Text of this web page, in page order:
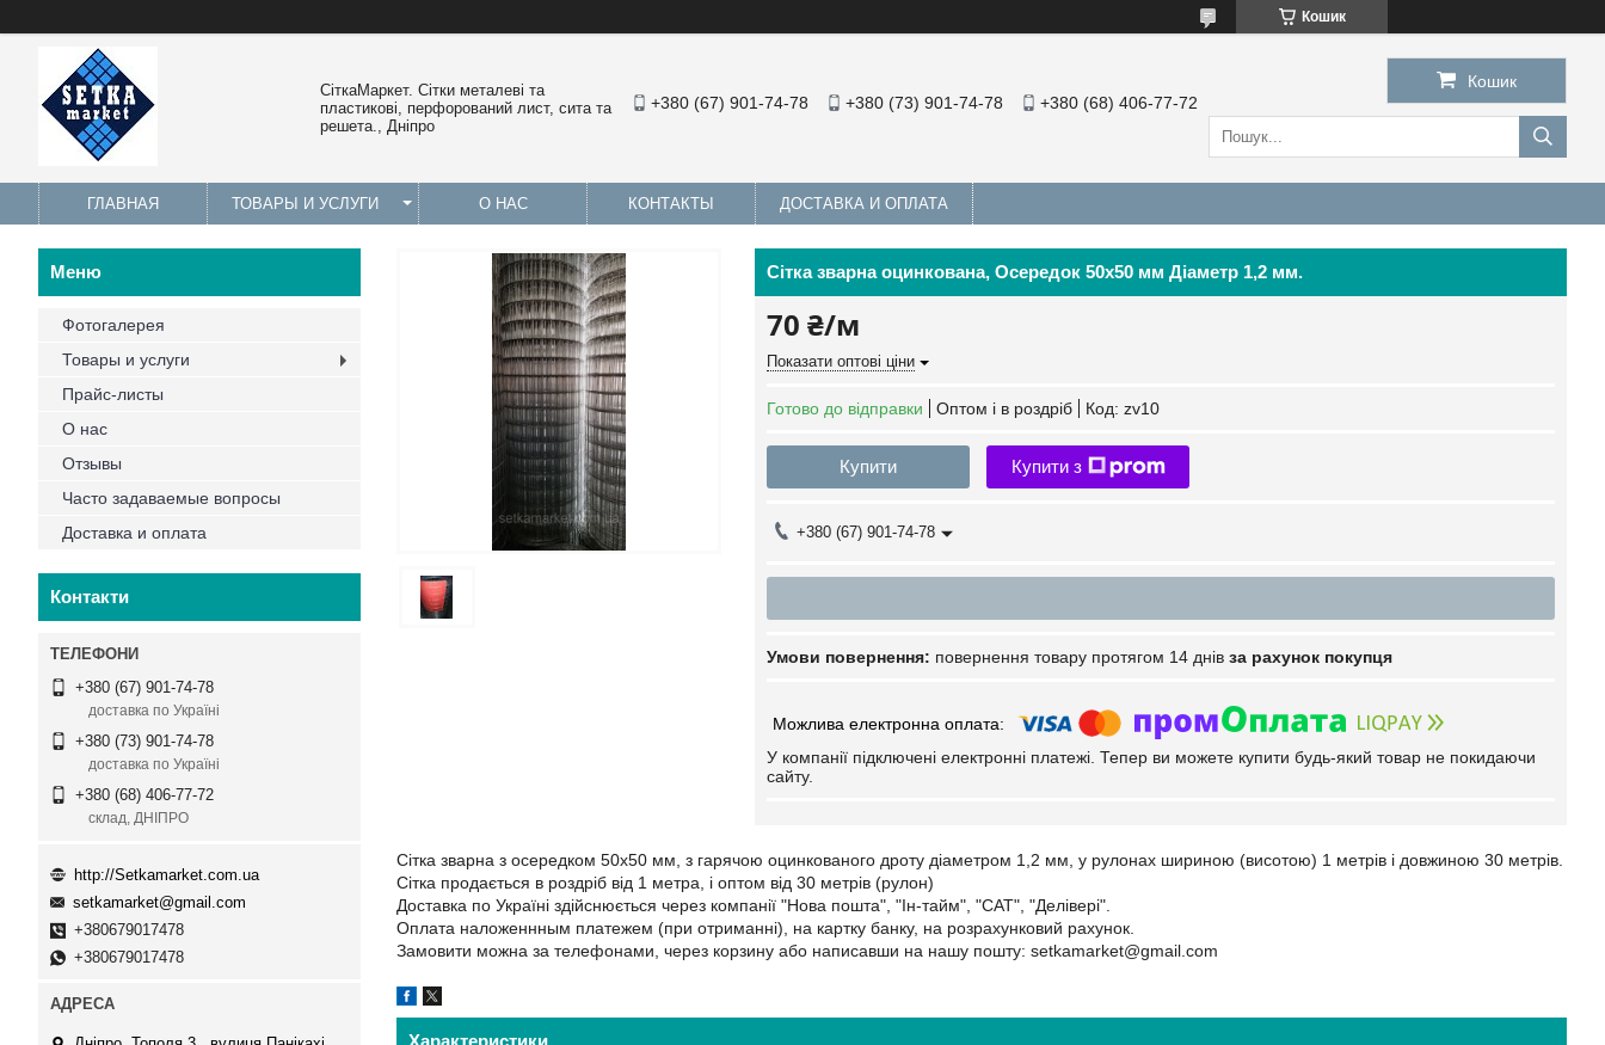
Кошик
СіткаМаркет. Cітки металеві та
пластикові, перфорований лист, сита та
решета., Дніпро
+380 (67) 901-74-78 +380 (73) 901-74-78 +380 (68) 406-77-72
Кошик
ГЛАВНАЯ ТОВАРЫ И УСЛУГИ О НАС КОНТАКТЫ ДОСТАВКА И ОПЛАТА
Сітка зварна оцинкована, Осередок 50х50 мм Діаметр 1,2 мм.
70 ₴/м
Показати оптові ціни
Готово до відправки Оптом і в роздріб Код: zv10
Купити Купити з
+380 (67) 901-74-78
повернення товару протягом 14 днів за рахунок покупця
У компанії підключені електронні платежі. Тепер ви можете купити будь-який товар не покидаючи
сайту.
Сітка зварна з осередком 50х50 мм, з гарячою оцинкованого дроту діаметром 1,2 мм, у рулонах шириною (висотою) 1 метрів і довжиною 30 метрів.
Сітка продається в роздріб від 1 метра, і оптом від 30 метрів (рулон)
Доставка по Україні здійснюється через компанії "Нова пошта", "Ін-тайм", "САТ", "Делівері".
Оплата наложеннным платежем (при отриманні), на картку банку, на розрахунковий рахунок.
Замовити можна за телефонами, через корзину або написавши на нашу пошту: setkamarket@gmail.com
Характеристики
Фотогалерея
Товары и услуги
Прайс-листы
О нас
Отзывы
Часто задаваемые вопросы
Доставка и оплата
Контакти
+380 (67) 901-74-78
доставка по Україні
+380 (73) 901-74-78
доставка по Україні
+380 (68) 406-77-72
склад, ДНІПРО
http://Setkamarket.com.ua
setkamarket@gmail.com
+380679017478
+380679017478